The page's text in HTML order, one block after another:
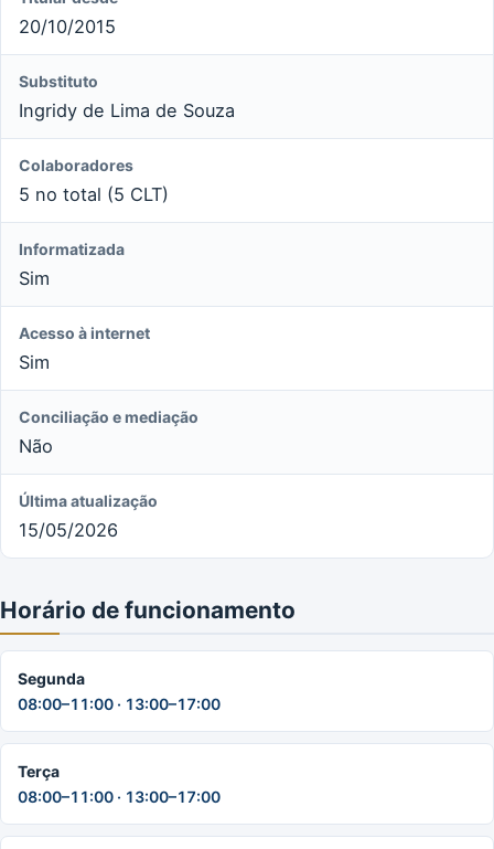
20/10/2015
Substituto
Ingridy de Lima de Souza
Colaboradores
5 no total (5 CLT)
Informatizada
Sim
Acesso à internet
Sim
Conciliação e mediação
Não
Última atualização
15/05/2026
Horário de funcionamento
Segunda
08:00–11:00 · 13:00–17:00
Terça
08:00–11:00 · 13:00–17:00